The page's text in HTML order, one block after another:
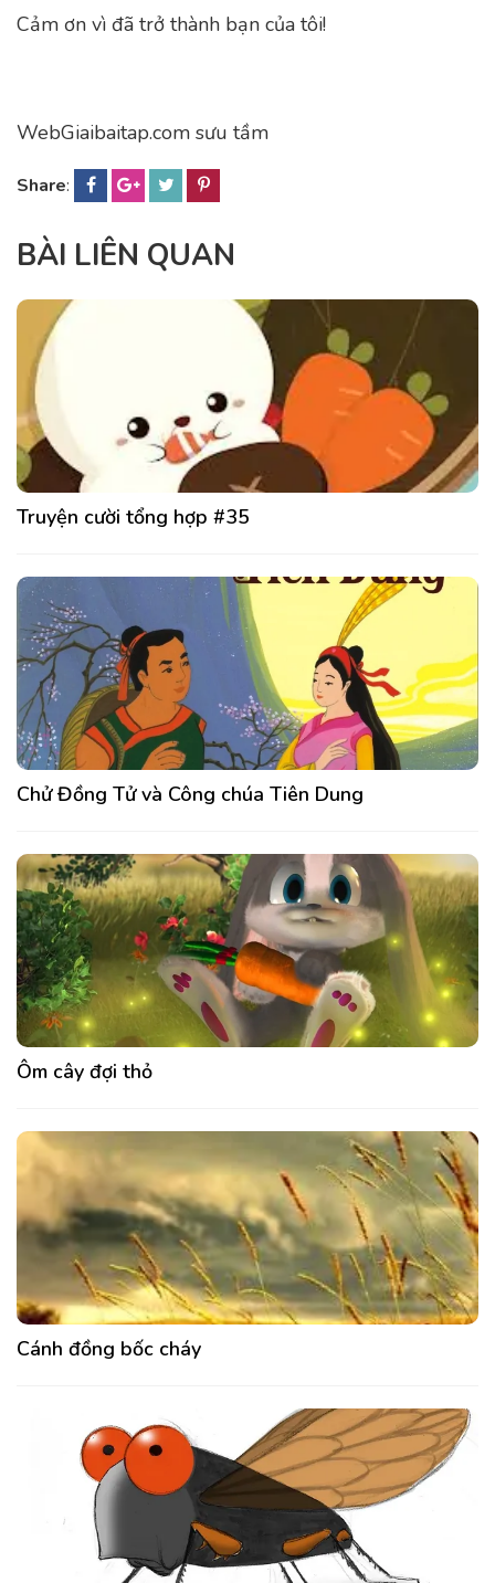
Cảm ơn vì đã trở thành bạn của tôi!
WebGiaibaitap.com sưu tầm
Share:
BÀI LIÊN QUAN
Truyện cười tổng hợp #35
Chử Đồng Tử và Công chúa Tiên Dung
Ôm cây đợi thỏ
Cánh đồng bốc cháy